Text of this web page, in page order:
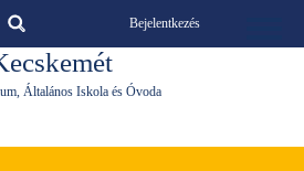
Bejelentkezés
Általános Iskola és Óvoda